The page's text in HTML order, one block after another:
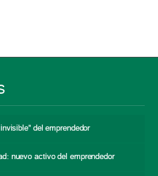
del emprendedor
nuevo activo del emprendedor